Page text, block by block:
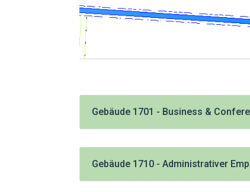
Gebäude 1701 - Business &
Gebäude 1710 - Administrativer